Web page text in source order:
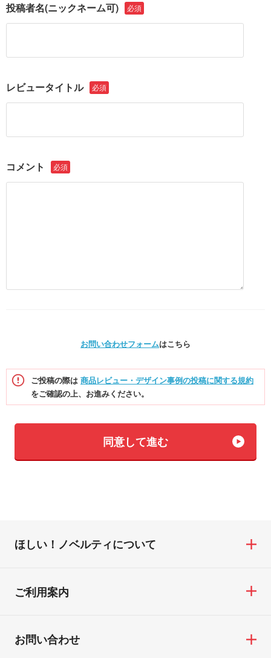
投稿者名(ニックネーム可) 必須
レビュータイトル 必須
コメント 必須
お問い合わせフォームはこちら
ご投稿の際は 商品レビュー・デザイン事例の投稿に関する規約
をご確認の上、お進みください。
同意して進む
ほしい！ノベルティについて
ご利用案内
お問い合わせ